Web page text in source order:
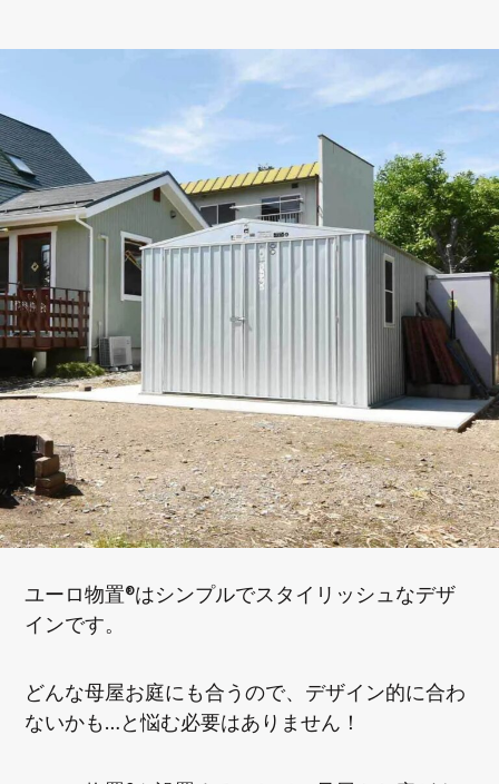
ユーロ物置®はシンプルでスタイリッシュなデザ
インです。
どんな母屋お庭にも合うので、デザイン的に合わ
ないかも…と悩む必要はありません！